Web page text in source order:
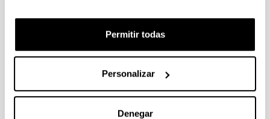
Permitir todas
Personalizar
Denegar
Presupuestos 2025